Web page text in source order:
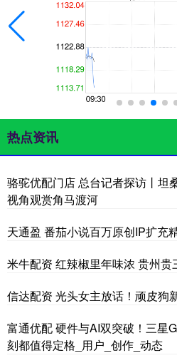
热点资讯
骆驼优配门店 总台记者探访丨坦
视角观赏角马渡河
天通盈 番茄小说百万原创IP扩充
米牛配资 红辣椒里年味浓 贵州
信达配资 光头女主放话！顽皮狗
富通优配 硬件与AI双突破！三星
刻都值得定格_用户_创作_动态